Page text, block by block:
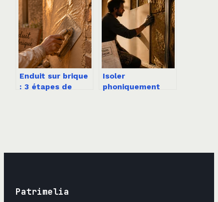
efficaces pour un
sol propre sans
effort
règles d’or pour
récolter sans
risque
Enduit sur brique
: 3 étapes de
Isoler
phoniquement
Patrimelia